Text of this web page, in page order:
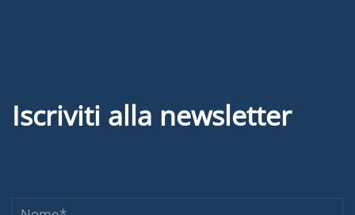
Iscriviti alla newsletter